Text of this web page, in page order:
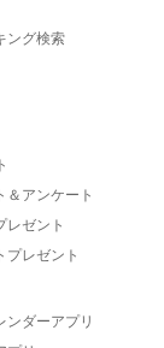
ング検索
＆アンケート
レゼント
プレゼント
ンダーアプリ